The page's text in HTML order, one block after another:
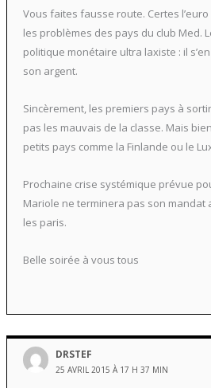
Vous faites fausse route. Certes
les problèmes des pays du club Med.
politique monétaire ultra laxiste : il
son argent.
Sincèrement, les premiers pays à
pas les mauvais de la classe. Mais
petits pays comme la Finlande ou le
Prochaine crise systémique prévue
Mariole ne terminera pas son mandat
les paris.
Belle soirée à vous tous
DRSTEF
25 AVRIL 2015 À 17 H 37 MIN